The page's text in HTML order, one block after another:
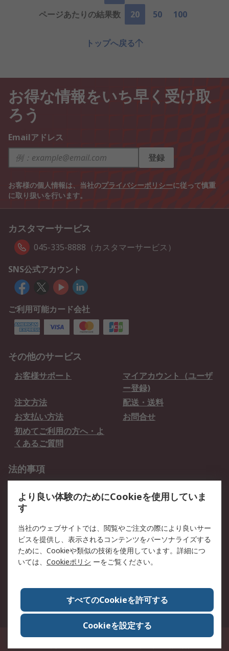
ページあたりの結果数
20 50 100
トップへ戻る
お得な情報をいち早く受け取
ろう
Emailアドレス
登録
お客様の個人情報は、当社のプライバシーポリシーに従って慎重
に取り扱いを行います。
カスタマーサービス
045-335-8888（カスタマーサービス）
SNS公式アカウント
ご利用可能カード会社
その他のサービス
お客様サポート
マイアカウント（ユーザ
ー登録)
注文方法
配送・送料
お支払い方法
お問合せ
初めてご利用の方へ・よ
くあるご質問
法的事項
クッキーポリシー
RSについて
会社概要
採用情報
プレスリリース＆お知ら
コーポレートサイト
全世界のRS
RSの歴史
ESGへの取り組み（英語）
認証について
〒240-0005 神奈川県横浜市保土ヶ谷区神戸町134番地 横浜ビジネスパーク ウ
より良い体験のためにCookieを使用していま
す
当社のウェブサイトでは、閲覧やご注文の際により良いサー
ビスを提供し、表示されるコンテンツをパーソナライズする
ために、Cookieや類似の技術を使用しています。詳細につ
いては、 Cookieポリシ ーをご覧ください。
すべてのCookieを許可する
Cookieを設定する